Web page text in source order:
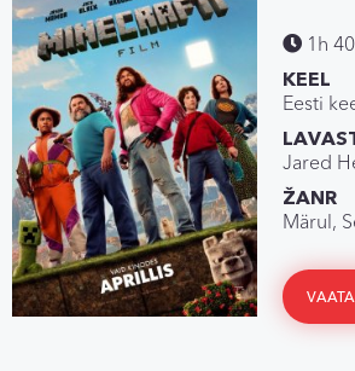
1h
KEEL
Eesti
Jared
ŽANR
Märul,
VAATA